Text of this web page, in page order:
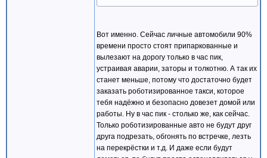
Вот именно. Сейчас личные автомобили 90%
времени просто стоят припаркованные и
вылезают на дорогу только в час пик,
устраивая аварии, заторы и толкотню. А так их
станет меньше, потому что достаточно будет
заказать роботизированное такси, которое
тебя надёжно и безопасно довезет домой или
работы. Ну в час пик - столько же, как сейчас.
Только роботизированные авто не будут друг
друга подрезать, обгонять по встречке, лезть
на перекрёстки и т.д. И даже если будут